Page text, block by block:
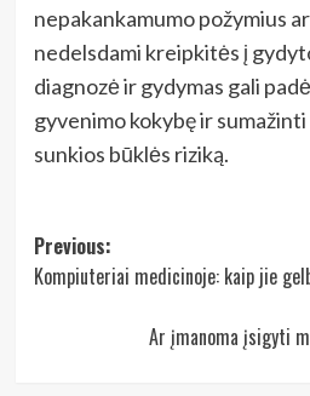
nepakankamumo požymius
nedelsdami kreipkitės į
diagnozė ir gydymas gali
gyvenimo kokybę ir
sunkios būklės riziką.
Post
navigation
Previous:
Kompiuteriai medicinoje: kaip jie
Ar įmanoma įsigyti